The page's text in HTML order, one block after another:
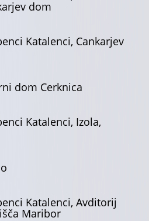
dom
Katalenci, Cankarjev
dom Cerknica
Katalenci, Izola,
Katalenci, Avditorij
Maribor